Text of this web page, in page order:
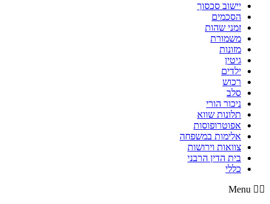
יישוב סכסוך
הסכמים
זמני שהות
משמורת
מזונות
גיטין
ילדים
רכוש
סלב
ניכור הורי
תלונות שווא
אפוטרופוסות
אלימות במשפחה
צוואות וירושות
בית הדין הרבני
כללי
Menu